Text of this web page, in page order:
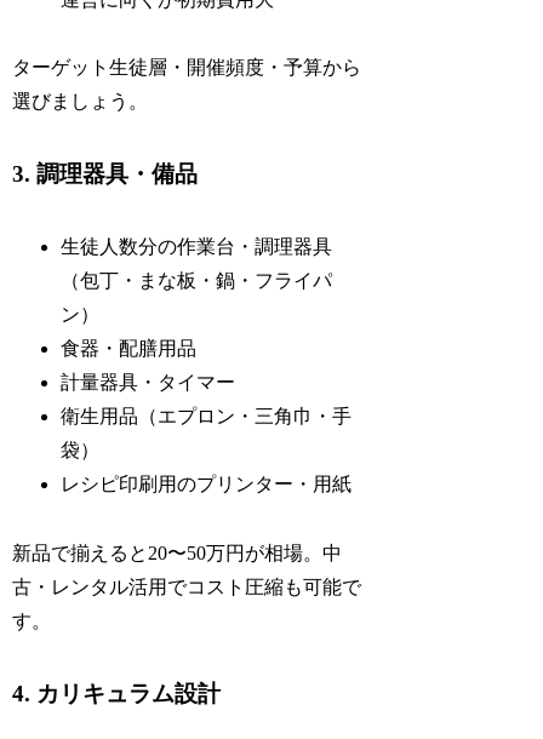
ターゲット生徒層・開催頻度・予算から
選びましょう。
3. 調理器具・備品
生徒人数分の作業台・調理器具
（包丁・まな板・鍋・フライパ
ン）
食器・配膳用品
計量器具・タイマー
衛生用品（エプロン・三角巾・手
袋）
レシピ印刷用のプリンター・用紙
新品で揃えると20〜50万円が相場。中
古・レンタル活用でコスト圧縮も可能で
す。
4. カリキュラム設計